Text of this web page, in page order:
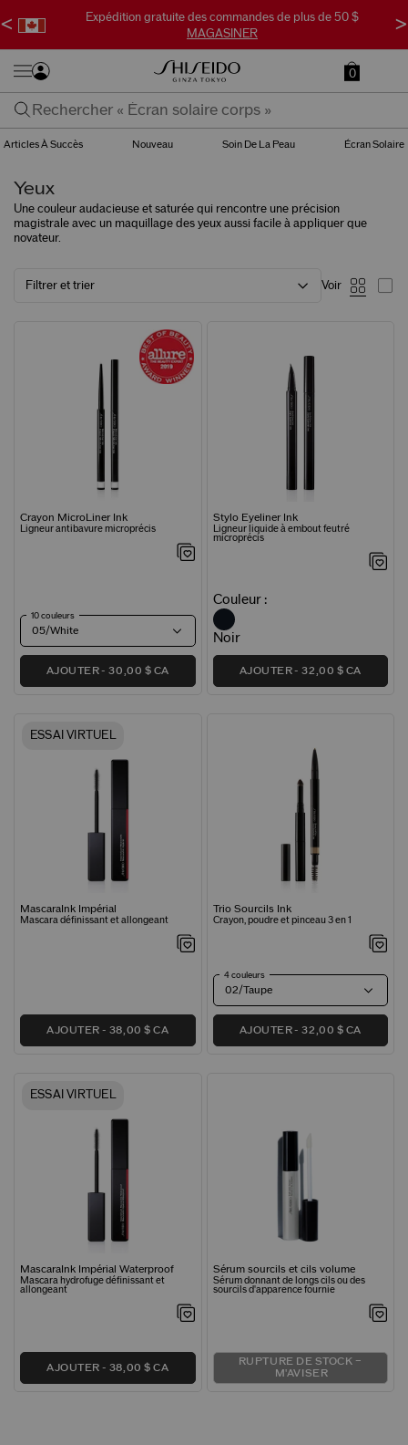
Expédition gratuite des commandes de plus de 50 $
MAGASINER
< >
0
Articles À Succès Nouveau Soin De La Peau Écran Solaire
Yeux
Une couleur audacieuse et saturée qui rencontre une précision
magistrale avec un maquillage des yeux aussi facile à appliquer que
novateur.
Filtrer et trier Voir
Crayon MicroLiner Ink
Ligneur antibavure microprécis
10 couleurs
05/White
AJOUTER 30,00 $ CA
Stylo Eyeliner Ink
Ligneur liquide à embout feutré
microprécis
Couleur :
Noir
AJOUTER 32,00 $ CA
ESSAI VIRTUEL
MascaraInk Impérial
Mascara définissant et allongeant
AJOUTER 38,00 $ CA
Trio Sourcils Ink
Crayon, poudre et pinceau 3 en 1
4 couleurs
02/Taupe
AJOUTER 32,00 $ CA
ESSAI VIRTUEL
MascaraInk Impérial Waterproof
Mascara hydrofuge définissant et
allongeant
AJOUTER 38,00 $ CA
Sérum sourcils et cils volume
Sérum donnant de longs cils ou des
sourcils d'apparence fournie
RUPTURE DE STOCK –
M'AVISER